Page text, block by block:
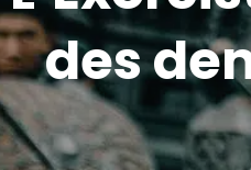
des